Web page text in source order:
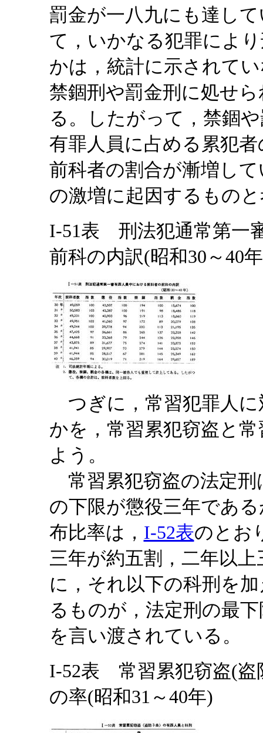
罰金が一八九にも達し
て，いかなる犯罪によ
かは，統計に示されて
禁錮刑や罰金刑に処せ
る。したがって，禁錮
有罪人員に占める累犯
前科者の割合が漸増し
の激増に起因するもの
I-51表 刑法犯通常第一
前科の内訳(昭和30～40
つぎに，常習犯罪人に
かを，常習累犯窃盗と
よう。
常習累犯窃盗の法定刑
の下限が懲役三年であ
布比率は， I-52表のとお
三年が約五割，二年以
に，それ以下の科刑を
るものが，法定刑の最
を言い渡されている。
I-52表 常習累犯窃盗(盗
の率(昭和31～40年)